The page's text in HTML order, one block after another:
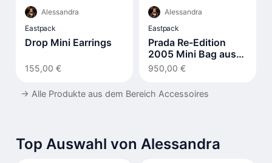
Alessandra
Eastpack
Drop Mini Earrings
155,00 €
Alessandra
Eastpack
Prada Re-Edition
2005 Mini Bag aus
Re-Nylon
950,00 €
→ Alle Produkte aus dem Bereich Accessoires
Top Auswahl von Alessandra